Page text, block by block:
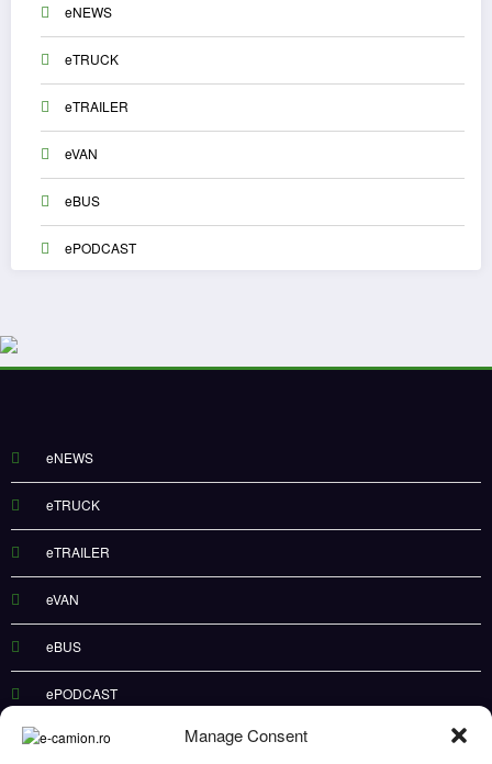
Manage Consent
eNEWS
eTRUCK
eTRAILER
eVAN
eBUS
ePODCAST
eNEWS
eTRUCK
eTRAILER
eVAN
eBUS
ePODCAST